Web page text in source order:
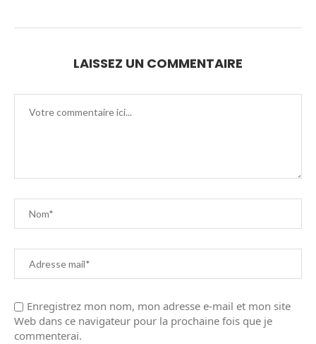
LAISSEZ UN COMMENTAIRE
Enregistrez mon nom, mon adresse e-mail et mon site
Web dans ce navigateur pour la prochaine fois que je
commenterai.